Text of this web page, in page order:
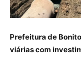
Prefeitura de
viárias com